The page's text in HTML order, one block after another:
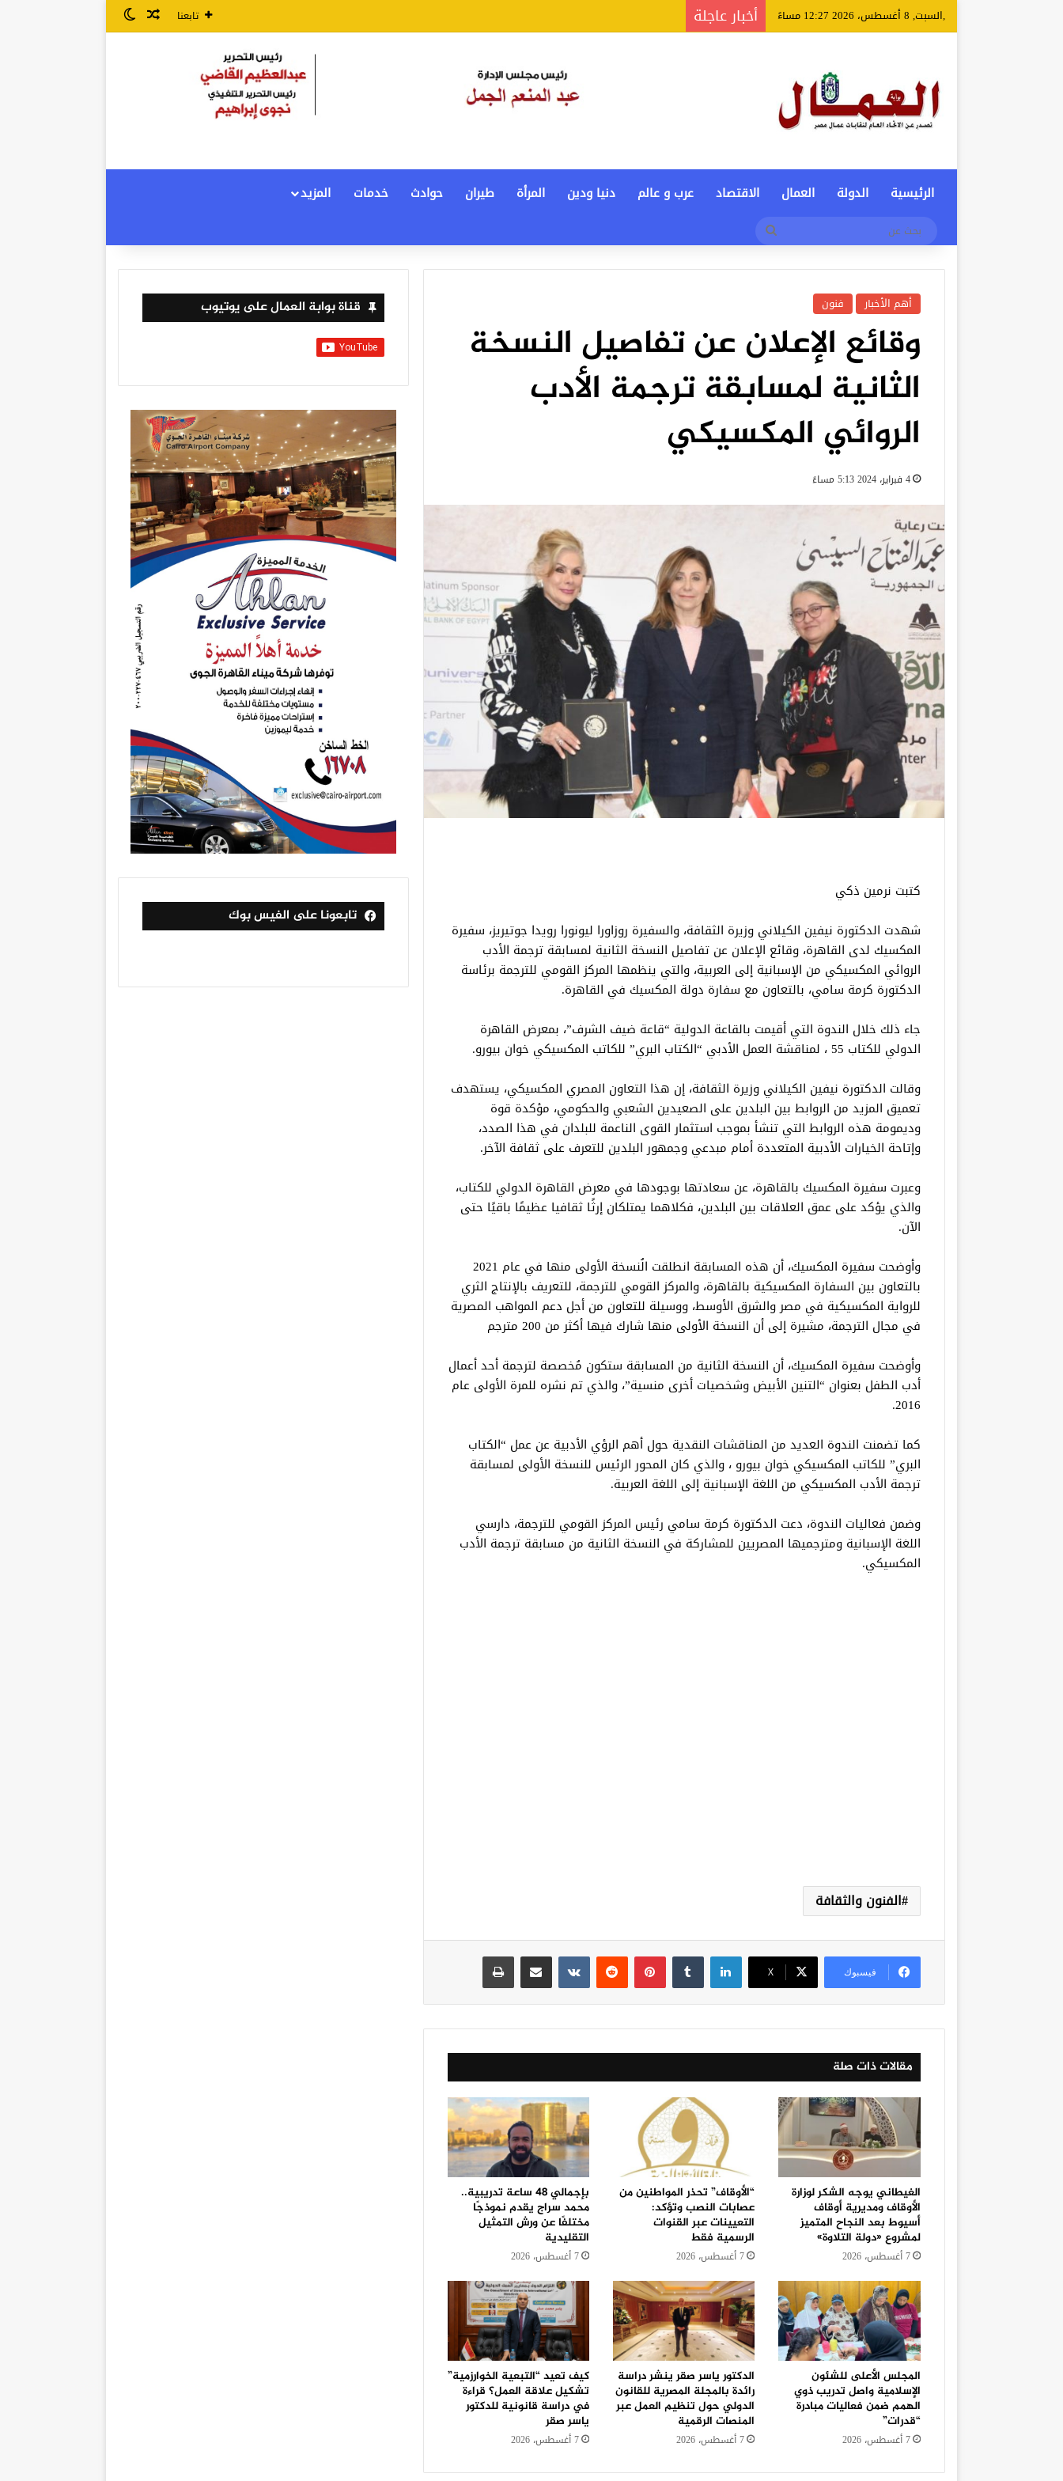
,السبت, 8 أغسطس، 2026 12:27 مساءً أخبار عاجلة تابعنا مقال عشوائي
الوضع المظلم
الرئيسية الدولة العمال الاقتصاد عرب و عالم دنيا ودين المرأة طيران حوادث خدمات
المزيد
أهم الأخبار فنون
وقائع الإعلان عن تفاصيل النسخة
الثانية لمسابقة ترجمة الأدب
الروائي المكسيكي
4 فبراير، 2024 5:13 مساءً
كتبت نرمين ذكي
شهدت الدكتورة نيفين الكيلاني وزيرة الثقافة، والسفيرة روزاورا ليونورا رويدا جوتيريز، سفيرة
المكسيك لدى القاهرة، وقائع الإعلان عن تفاصيل النسخة الثانية لمسابقة ترجمة الأدب
الروائي المكسيكي من الإسبانية إلى العربية، والتي ينظمها المركز القومي للترجمة برئاسة
الدكتورة كرمة سامي، بالتعاون مع سفارة دولة المكسيك في القاهرة.
جاء ذلك خلال الندوة التي أقيمت بالقاعة الدولية “قاعة ضيف الشرف”، بمعرض القاهرة
الدولي للكتاب 55 ، لمناقشة العمل الأدبي “الكتاب البري” للكاتب المكسيكي خوان بيورو.
وقالت الدكتورة نيفين الكيلاني وزيرة الثقافة، إن هذا التعاون المصري المكسيكي، يستهدف
تعميق المزيد من الروابط بين البلدين على الصعيدين الشعبي والحكومي، مؤكدة قوة
وديمومة هذه الروابط التي تنشأ بموجب استثمار القوى الناعمة للبلدان في هذا الصدد،
وإتاحة الخيارات الأدبية المتعددة أمام مبدعي وجمهور البلدين للتعرف على ثقافة الآخر.
وعبرت سفيرة المكسيك بالقاهرة، عن سعادتها بوجودها في معرض القاهرة الدولي للكتاب،
والذي يؤكد على عمق العلاقات بين البلدين، فكلاهما يمتلكان إرثًا ثقافيا عظيمًا باقيًا حتى
الآن.
وأوضحت سفيرة المكسيك، أن هذه المسابقة انطلقت الُنسخة الأولى منها في عام 2021
بالتعاون بين السفارة المكسيكية بالقاهرة، والمركز القومي للترجمة، للتعريف بالإنتاج الثري
للرواية المكسيكية في مصر والشرق الأوسط، ووسيلة للتعاون من أجل دعم المواهب المصرية
في مجال الترجمة، مشيرة إلى أن النسخة الأولى منها شارك فيها أكثر من 200 مترجم
وأوضحت سفيرة المكسيك، أن النسخة الثانية من المسابقة ستكون مُخصصة لترجمة أحد أعمال
أدب الطفل بعنوان “التنين الأبيض وشخصيات أخرى منسية”، والذي تم نشره للمرة الأولى عام
2016.
كما تضمنت الندوة العديد من المناقشات النقدية حول أهم الرؤي الأدبية عن عمل “الكتاب
البري” للكاتب المكسيكي خوان بيورو ، والذي كان المحور الرئيس للنسخة الأولى لمسابقة
ترجمة الأدب المكسيكي من اللغة الإسبانية إلى اللغة العربية.
وضمن فعاليات الندوة، دعت الدكتورة كرمة سامي رئيس المركز القومي للترجمة، دارسي
اللغة الإسبانية ومترجميها المصريين للمشاركة في النسخة الثانية من مسابقة ترجمة الأدب
المكسيكي.
الفنون والثقافة
فيسبوك ‫X
لينكدإن بينتيريست
مقالات ذات صلة
الغيطاني يوجه الشكر لوزارة
الأوقاف ومديرية أوقاف
أسيوط بعد النجاح المتميز
لمشروع «دولة التلاوة»
7 أغسطس، 2026
“الأوقاف” تحذر المواطنين من
عصابات النصب وتؤكد:
التعيينات عبر القنوات
الرسمية فقط
7 أغسطس، 2026
بإجمالي 48 ساعة تدريبية..
محمد سراج يقدم نموذجًا
مختلفًا عن ورش التمثيل
التقليدية
7 أغسطس، 2026
المجلس الأعلى للشئون
الإسلامية واصل تدريب ذوي
الهمم ضمن فعاليات مبادرة
“قدرات”
7 أغسطس، 2026
الدكتور ياسر صقر ينشر دراسة
رائدة بالمجلة المصرية للقانون
الدولي حول تنظيم العمل عبر
المنصات الرقمية
7 أغسطس، 2026
كيف تعيد “التبعية الخوارزمية”
تشكيل علاقة العمل؟ قراءة
في دراسة قانونية للدكتور
ياسر صقر
7 أغسطس، 2026
قناة بوابة العمال على يوتيوب
تابعونا على الفيس بوك